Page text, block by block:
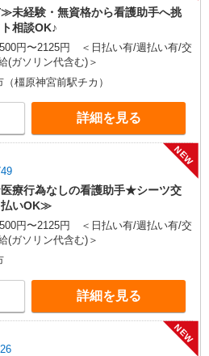
未経験・無資格から看護助手へ挑
相談OK♪
円〜2125円 ＜日払い有/週払い有/交
(ガソリン代含む)＞
（橿原神宮前駅チカ）
詳細を見る
NEW
療行為なしの看護助手★シーツ交
いOK≫
円〜2125円 ＜日払い有/週払い有/交
(ガソリン代含む)＞
詳細を見る
NEW